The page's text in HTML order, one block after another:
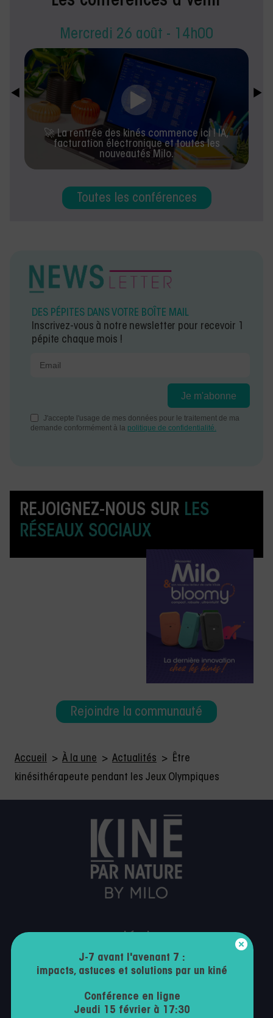
Mercredi 26 août - 14h00
🚀 La rentrée des kinés commence ici ! IA,
facturation électronique et toutes les
nouveautés Milo.
Toutes les conférences
DES PÉPITES DANS VOTRE BOÎTE MAIL
Inscrivez-vous à notre newsletter pour recevoir 1
pépite chaque mois !
REJOIGNEZ-NOUS SUR LES
RÉSEAUX SOCIAUX
Rejoindre la communauté
Accueil > À la une > Actualités > Être
kinésithérapeute pendant les Jeux Olympiques
Mentions légales
Conditions générales d’utilisation
J-7 avant l'avenant 7 :
impacts, astuces et solutions par un kiné
Conférence en ligne
Jeudi 15 février à 17:30